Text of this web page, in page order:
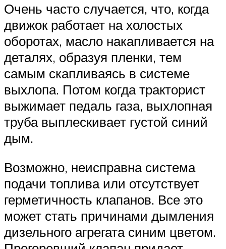
Очень часто случается, что, когда
движок работает на холостых
оборотах, масло накапливается на
деталях, образуя пленки, тем
самым скапливаясь в системе
выхлопа. Потом когда тракторист
выжимает педаль газа, выхлопная
труба выплескивает густой синий
дым.
Возможно, неисправна система
подачи топлива или отсутствует
герметичность клапанов. Все это
может стать причинами дымления
дизельного агрегата синим цветом.